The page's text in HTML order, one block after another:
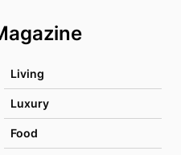
Living
Luxury
Food